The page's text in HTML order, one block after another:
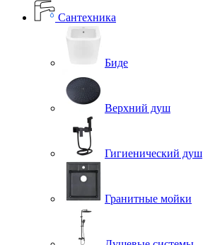
Сантехника
Биде
Верхний душ
Гигиенический душ
Гранитные мойки